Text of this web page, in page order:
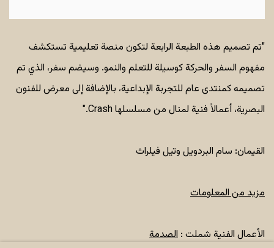
"تم تصميم هذه الطبعة الرابعة لتكون منصة تعليمية تستكشف
مفهوم السفر والحركة كوسيلة للتعلم والنمو. وسيضم سفر، الذي تم
تصميمه كمنتدى عام للتجربة الإبداعية، بالإضافة إلى معرض للفنون
البصرية، أعمالاً فنية لمنال من مسلسلها Crash."
القيمان: سام البردويل وتيل فيلراث
مزيد من المعلومات
الأعمال الفنية شملت : الصدمة